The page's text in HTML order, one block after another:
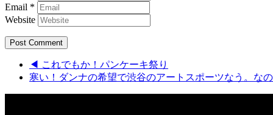
Email *
Website
◀ これでもか！パンケーキ祭り
寒い！ダンナの希望で渋谷のアートスポーツなう。な